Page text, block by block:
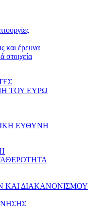
και έρευνα
στοιχεία
ΤΟΥ ΕΥΡΩ
ΕΥΘΥΝΗ
ΔΙΑΚΑΝΟΝΙΣΜΟΥ